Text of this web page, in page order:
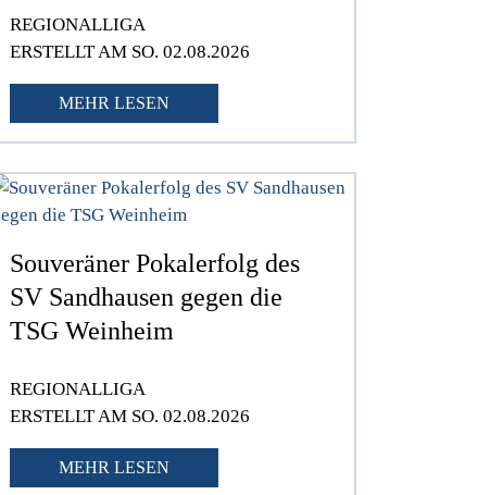
REGIONALLIGA
ERSTELLT AM SO. 02.08.2026
MEHR LESEN
Souveräner Pokalerfolg des
SV Sandhausen gegen die
TSG Weinheim
REGIONALLIGA
ERSTELLT AM SO. 02.08.2026
MEHR LESEN